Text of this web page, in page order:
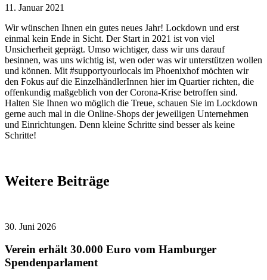
11. Januar 2021
Wir wünschen Ihnen ein gutes neues Jahr! Lockdown und erst
einmal kein Ende in Sicht. Der Start in 2021 ist von viel
Unsicherheit geprägt. Umso wichtiger, dass wir uns darauf
besinnen, was uns wichtig ist, wen oder was wir unterstützen wollen
und können. Mit #supportyourlocals im Phoenixhof möchten wir
den Fokus auf die EinzelhändlerInnen hier im Quartier richten, die
offenkundig maßgeblich von der Corona-Krise betroffen sind.
Halten Sie Ihnen wo möglich die Treue, schauen Sie im Lockdown
gerne auch mal in die Online-Shops der jeweiligen Unternehmen
und Einrichtungen. Denn kleine Schritte sind besser als keine
Schritte!
Weitere Beiträge
30. Juni 2026
Verein erhält 30.000 Euro vom Hamburger
Spendenparlament